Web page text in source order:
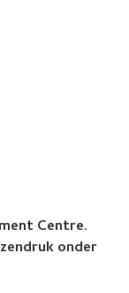
Centre.
onder